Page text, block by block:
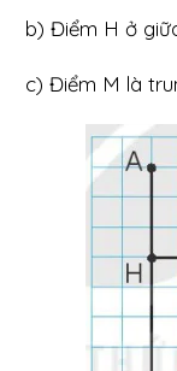
b) Điểm H ở
c) Điểm M là